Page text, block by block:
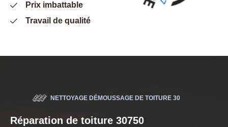
Prix imbattable
Travail de qualité
NETTOYAGE DÉMOUSSAGE DE TOITURE 30
Réparation de toiture 30750